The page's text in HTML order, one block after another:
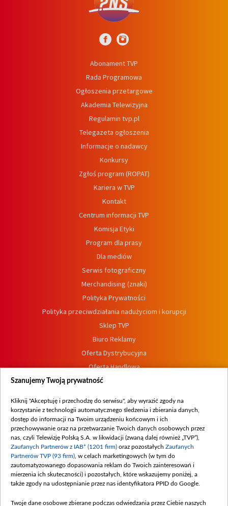
Abonament TVP
Rada Programowa
Ogłoszenia przetargowe
Akademia Telewizyjna
Regulamin tvp.pl
Telegazeta ogłoszenia
Informacje o nadawcy
Konkursy
Zgłoś program (ROPAT)
Kariera w TVP
Kontakt
Centrum informacji TVP
Komisja Etyki
Program dla prasy
Dla mediów
Serwis fotograficzny
Merchandising (znaki)
Polityka Prywatności
Polityka przeciwdziałania nadużyciom i korupcji
Sklep TVP
Biuro Reklamy
Oferta Dystrybucyjna
Oferta Handlowa
Dostępność
Procedura zgłoszeń wewnętrznych
Szanujemy Twoją prywatność
Kliknij "Akceptuję i przechodzę do serwisu", aby wyrazić zgody na
korzystanie z technologii automatycznego śledzenia i zbierania danych,
dostęp do informacji na Twoim urządzeniu końcowym i ich
przechowywanie oraz na przetwarzanie Twoich danych osobowych przez
nas, czyli Telewizję Polską S.A. w likwidacji (zwaną dalej również „TVP”),
Zaufanych Partnerów z IAB* (1201 firm) oraz pozostałych Zaufanych
Partnerów TVP (93 firm) , w celach marketingowych (w tym do
zautomatyzowanego dopasowania reklam do Twoich zainteresowań i
mierzenia ich skuteczności) i pozostałych, które wskazujemy poniżej, a
także zgody na udostępnianie przez nas identyfikatora PPID do Google.
Twoje dane osobowe zbierane podczas odwiedzania przez Ciebie naszych